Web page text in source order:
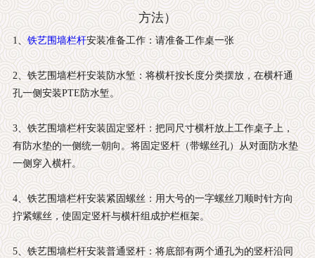
新闻资讯
售后服务
联系我们
方法）
1、 铁艺围墙栏杆安装准备工作：请准备工作桌一张
2、铁艺围墙栏杆安装防水堑：将横杆按长度分类摆放，在横杆通
孔一侧安装PTE防水堑。
3、铁艺围墙栏杆安装固定竖杆：把同尺寸横杆放上工作桌子上，
有防水垫的一侧统一朝向。将固定竖杆（带螺丝孔）从对面防水垫
一侧穿入横杆。
4、铁艺围墙栏杆安装紧固螺丝：用大号的一字螺丝刀顺时针方向
拧紧螺丝，使固定竖杆与横杆组成护栏框架。
5、铁艺围墙栏杆安装普通竖杆：将底部有两个通孔为的竖杆沿同